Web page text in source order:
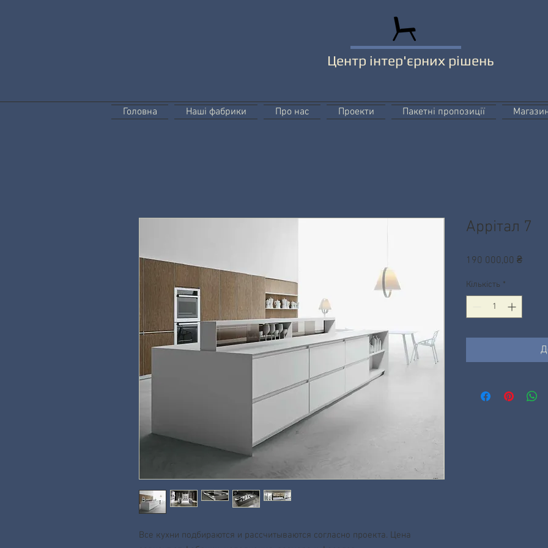
Центр інтер'єрних рішень
Головна Наші фабрики Про нас Проекти Пакетні пропозиції
Все кухни подбираются и рассчитываются согласно проекта. Цена
Аррітал 7
190 000,00 ₴Ціна
Кількість *